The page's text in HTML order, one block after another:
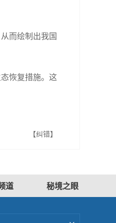
而绘制出我国
恢复措施。这
【纠错】
道 秘境之眼